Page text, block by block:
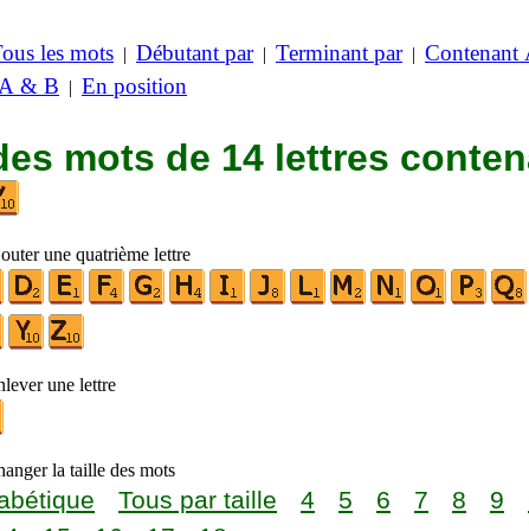
les mots | Débutant par| Terminant par| Contenant
& B | En position
mots de 14 lettres
une quatrième lettre
une lettre
la taille des mots
Tous par taille 4 5 6 7 8 9